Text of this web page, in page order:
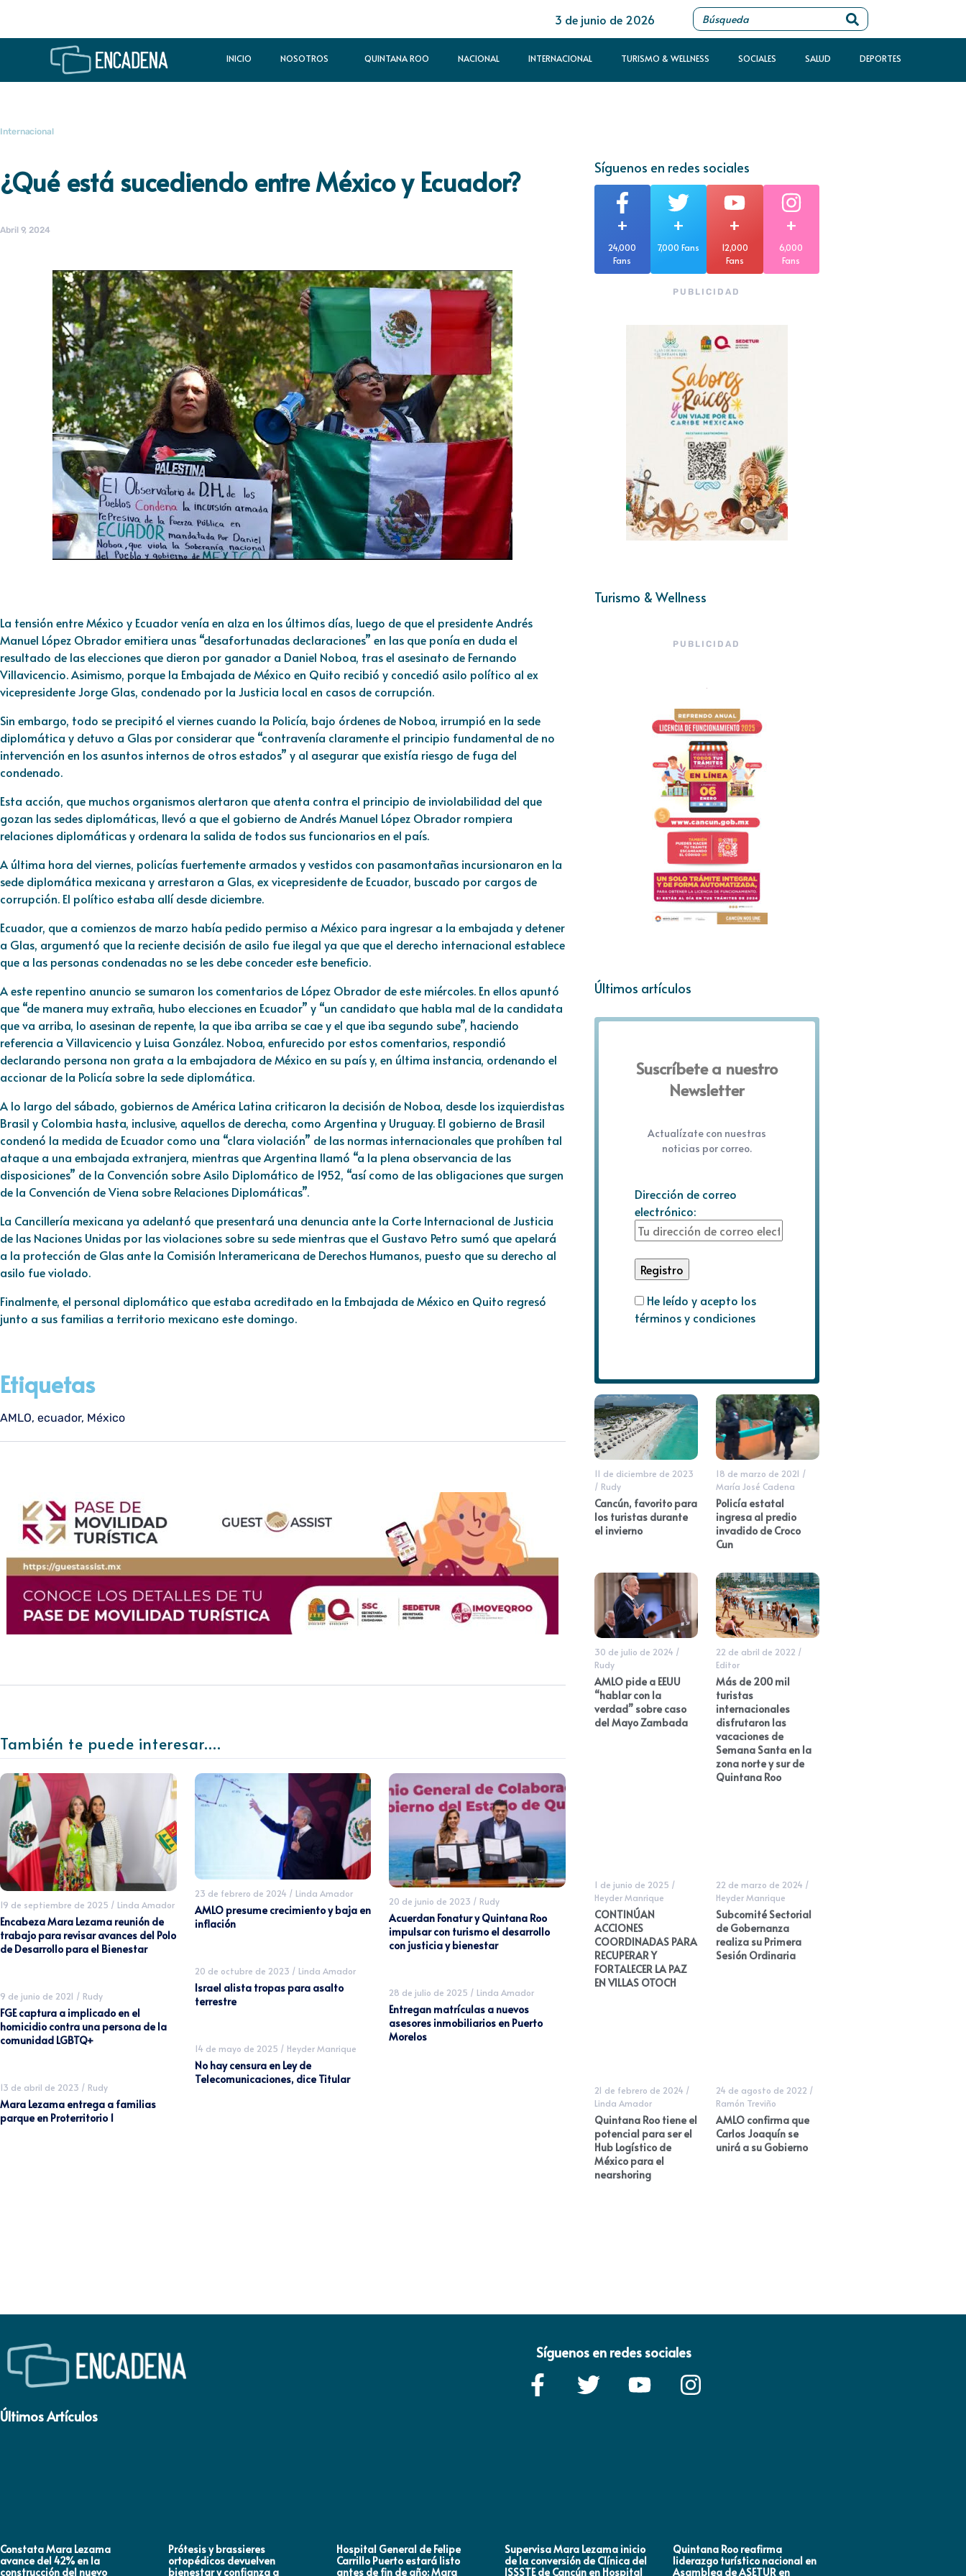
3 de junio de 2026
INICIO NOSOTROS QUINTANA ROO NACIONAL INTERNACIONAL TURISMO & WELLNESS SOCIALES SALUD DEPORTES
Internacional
¿Qué está sucediendo entre México y Ecuador?
Abril 9, 2024
La tensión entre México y Ecuador venía en alza en los últimos días, luego de que el presidente Andrés
Manuel López Obrador emitiera unas “desafortunadas declaraciones” en las que ponía en duda el
resultado de las elecciones que dieron por ganador a Daniel Noboa, tras el asesinato de Fernando
Villavicencio. Asimismo, porque la Embajada de México en Quito recibió y concedió asilo político al ex
vicepresidente Jorge Glas, condenado por la Justicia local en casos de corrupción.
Sin embargo, todo se precipitó el viernes cuando la Policía, bajo órdenes de Noboa, irrumpió en la sede
diplomática y detuvo a Glas por considerar que “contravenía claramente el principio fundamental de no
intervención en los asuntos internos de otros estados” y al asegurar que existía riesgo de fuga del
condenado.
Esta acción, que muchos organismos alertaron que atenta contra el principio de inviolabilidad del que
gozan las sedes diplomáticas, llevó a que el gobierno de Andrés Manuel López Obrador rompiera
relaciones diplomáticas y ordenara la salida de todos sus funcionarios en el país.
A última hora del viernes, policías fuertemente armados y vestidos con pasamontañas incursionaron en la
sede diplomática mexicana y arrestaron a Glas, ex vicepresidente de Ecuador, buscado por cargos de
corrupción. El político estaba allí desde diciembre.
Ecuador, que a comienzos de marzo había pedido permiso a México para ingresar a la embajada y detener
a Glas, argumentó que la reciente decisión de asilo fue ilegal ya que que el derecho internacional establece
que a las personas condenadas no se les debe conceder este beneficio.
A este repentino anuncio se sumaron los comentarios de López Obrador de este miércoles. En ellos apuntó
que “de manera muy extraña, hubo elecciones en Ecuador” y “un candidato que habla mal de la candidata
que va arriba, lo asesinan de repente, la que iba arriba se cae y el que iba segundo sube”, haciendo
referencia a Villavicencio y Luisa González. Noboa, enfurecido por estos comentarios, respondió
declarando persona non grata a la embajadora de México en su país y, en última instancia, ordenando el
accionar de la Policía sobre la sede diplomática.
A lo largo del sábado, gobiernos de América Latina criticaron la decisión de Noboa, desde los izquierdistas
Brasil y Colombia hasta, inclusive, aquellos de derecha, como Argentina y Uruguay. El gobierno de Brasil
condenó la medida de Ecuador como una “clara violación” de las normas internacionales que prohíben tal
ataque a una embajada extranjera, mientras que Argentina llamó “a la plena observancia de las
disposiciones” de la Convención sobre Asilo Diplomático de 1952, “así como de las obligaciones que surgen
de la Convención de Viena sobre Relaciones Diplomáticas”.
La Cancillería mexicana ya adelantó que presentará una denuncia ante la Corte Internacional de Justicia
de las Naciones Unidas por las violaciones sobre su sede mientras que el Gustavo Petro sumó que apelará
a la protección de Glas ante la Comisión Interamericana de Derechos Humanos, puesto que su derecho al
asilo fue violado.
Finalmente, el personal diplomático que estaba acreditado en la Embajada de México en Quito regresó
junto a sus familias a territorio mexicano este domingo.
Etiquetas
AMLO, ecuador, México
También te puede interesar....
19 de septiembre de 2025 / Linda Amador
Encabeza Mara Lezama reunión de
trabajo para revisar avances del Polo
de Desarrollo para el Bienestar
9 de junio de 2021 / Rudy
FGE captura a implicado en el
homicidio contra una persona de la
comunidad LGBTQ+
13 de abril de 2023 / Rudy
Mara Lezama entrega a familias
parque en Proterritorio 1
23 de febrero de 2024 / Linda Amador
AMLO presume crecimiento y baja en
inflación
20 de octubre de 2023 / Linda Amador
Israel alista tropas para asalto
terrestre
14 de mayo de 2025 / Heyder Manrique
No hay censura en Ley de
Telecomunicaciones, dice Titular
20 de junio de 2023 / Rudy
Acuerdan Fonatur y Quintana Roo
impulsar con turismo el desarrollo
con justicia y bienestar
28 de julio de 2025 / Linda Amador
Entregan matrículas a nuevos
asesores inmobiliarios en Puerto
Morelos
Síguenos en redes sociales
+
24,000
Fans
+
7,000 Fans
+
12,000
Fans
+
6,000
Fans
PUBLICIDAD
Turismo & Wellness
PUBLICIDAD
Últimos artículos
Suscríbete a nuestro
Newsletter
Actualízate con nuestras
noticias por correo.
Dirección de correo
electrónico:
He leído y acepto los
términos y condiciones
11 de diciembre de 2023
/ Rudy
Cancún, favorito para
los turistas durante
el invierno
18 de marzo de 2021 /
María José Cadena
Policía estatal
ingresa al predio
invadido de Croco
Cun
30 de julio de 2024 /
Rudy
AMLO pide a EEUU
“hablar con la
verdad” sobre caso
del Mayo Zambada
22 de abril de 2022 /
Editor
Más de 200 mil
turistas
internacionales
disfrutaron las
vacaciones de
Semana Santa en la
zona norte y sur de
Quintana Roo
1 de junio de 2025 /
Heyder Manrique
CONTINÚAN
ACCIONES
COORDINADAS PARA
RECUPERAR Y
FORTALECER LA PAZ
EN VILLAS OTOCH
22 de marzo de 2024 /
Heyder Manrique
Subcomité Sectorial
de Gobernanza
realiza su Primera
Sesión Ordinaria
21 de febrero de 2024 /
Linda Amador
Quintana Roo tiene el
potencial para ser el
Hub Logístico de
México para el
nearshoring
24 de agosto de 2022 /
Ramón Treviño
AMLO confirma que
Carlos Joaquín se
unirá a su Gobierno
Síguenos en redes sociales
Últimos Artículos
Constata Mara Lezama
avance del 42% en la
construcción del nuevo
Prótesis y brassieres
ortopédicos devuelven
bienestar y confianza a
Hospital General de Felipe
Carrillo Puerto estará listo
antes de fin de año: Mara
Supervisa Mara Lezama inicio
de la conversión de Clínica del
ISSSTE de Cancún en Hospital
Quintana Roo reafirma
liderazgo turístico nacional en
Asamblea de ASETUR en